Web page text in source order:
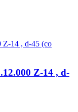
Z-14 , d-